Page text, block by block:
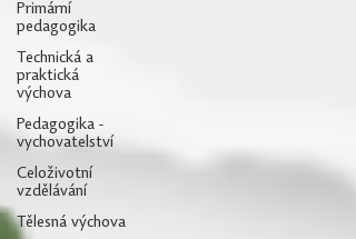
Primární
pedagogika
Technická a
praktická
výchova
Pedagogika -
vychovatelství
Celoživotní
vzdělávání
Tělesná výchova